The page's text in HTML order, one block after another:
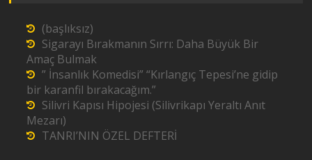
(başlıksız)
Sigarayı Bırakmanın Sırrı: Daha Büyük Bir
Amaç Bulmak
” İnsanlık Komedisi” “Kırlangıç Tepesi’ne gidip
bir karanfil bırakacağım.”
Silivri Kapısı Hipojesi (Silivrikapı Yeraltı Anıt
Mezarı)
TANRI’NIN ÖZEL DEFTERİ